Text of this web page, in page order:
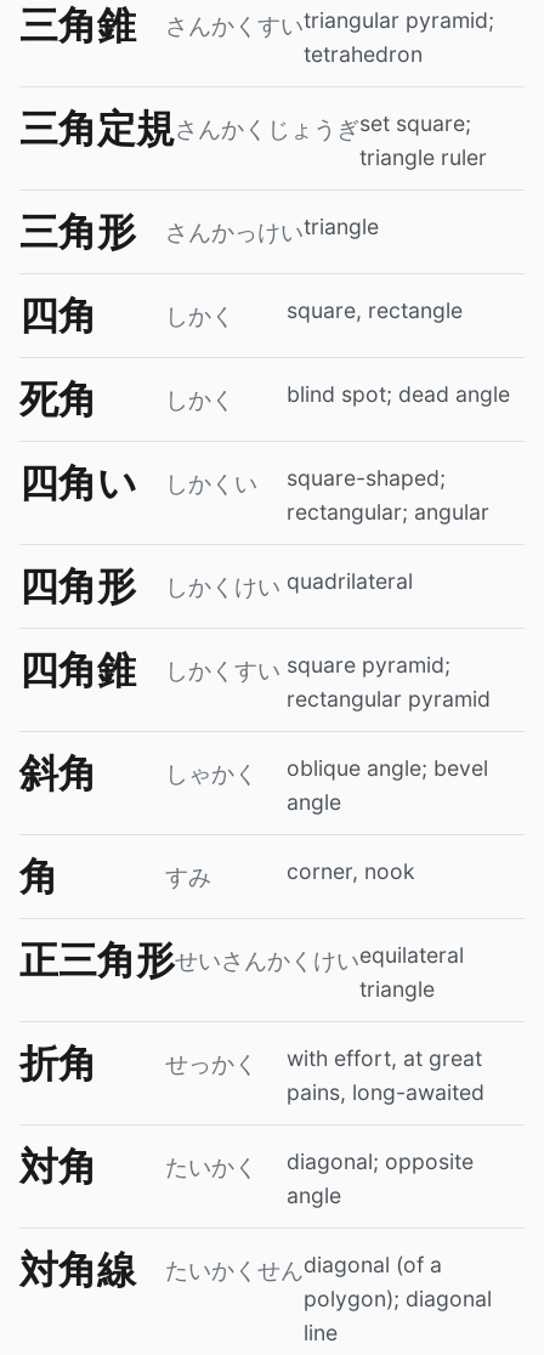
三角錐 さんかくすいtriangular pyramid;
tetrahedron
三角定規さんかくじょうぎset square;
triangle ruler
三角形 さんかっけいtriangle
四角 しかく square, rectangle
死角 しかく blind spot; dead angle
四角い しかくい
square-shaped;
rectangular; angular
四角形 しかくけい quadrilateral
四角錐 しかくすい square pyramid;
rectangular pyramid
斜角 しゃかく
oblique angle; bevel
angle
角 すみ corner, nook
正三角形せいさんかくけいequilateral
triangle
折角 せっかく
with effort, at great
pains, long-awaited
対角 たいかく
diagonal; opposite
angle
対角線 たいかくせんdiagonal (of a
polygon); diagonal
line